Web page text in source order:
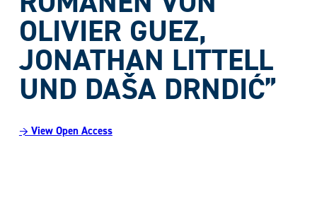
OLIVIER GUEZ,
JONATHAN LITTELL
UND DAŠA DRNDIĆ”
→ View Open Access